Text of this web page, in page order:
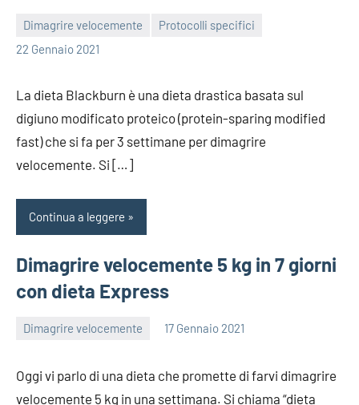
Dimagrire velocemente
Protocolli specifici
22 Gennaio 2021
redazione
La dieta Blackburn è una dieta drastica basata sul
digiuno modificato proteico (protein-sparing modified
fast) che si fa per 3 settimane per dimagrire
velocemente. Si […]
Continua a leggere
Dimagrire velocemente 5 kg in 7 giorni
con dieta Express
Dimagrire velocemente 17 Gennaio 2021
redazione
Oggi vi parlo di una dieta che promette di farvi dimagrire
velocemente 5 kg in una settimana. Si chiama “dieta